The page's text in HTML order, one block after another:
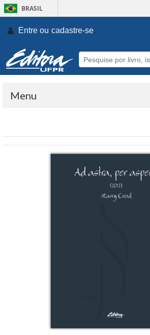
BRASIL
Entre ou cadastre-se.
Menu